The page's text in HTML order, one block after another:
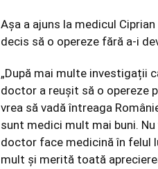
Așa a ajuns la medicul
decis să o opereze fără a-i
„După mai multe investigații
doctor a reușit să o opereze
vrea să vadă întreaga
sunt medici mult mai buni.
doctor face medicină în felul
mult și merită toată